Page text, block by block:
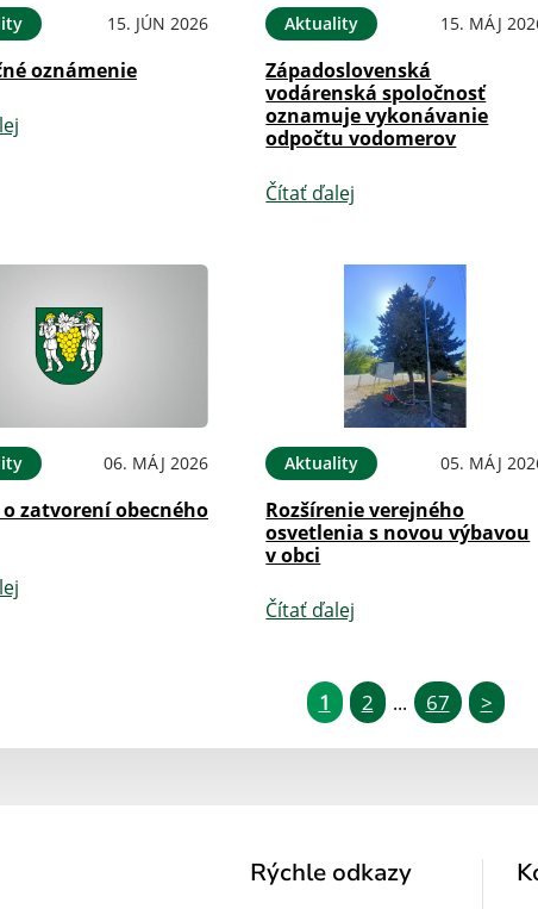
15. JÚN 2026
oznámenie
Aktuality 15. MÁJ
Západoslovenská
vodárenská spoločnosť
oznamuje vykonávanie
odpočtu vodomerov
Čítať ďalej
06. MÁJ 2026
zatvorení obecného
Aktuality 05. MÁJ
Rozšírenie verejného
osvetlenia s novou výbavou
v obci
Čítať ďalej
1 2 ... 67 >
Rýchle odkazy